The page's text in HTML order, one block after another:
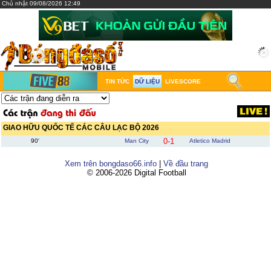
Chủ nhật 09/08/2026 12:49
TIN TỨC DỮ LIỆU LIVESCORE
GIAO HỮU QUỐC TẾ CÁC CÂU LẠC BỘ 2026
90' Man City 0-1 Atletico Madrid
Xem trên bongdaso66.info
Về đầu trang
© 2006-2026 Digital Football